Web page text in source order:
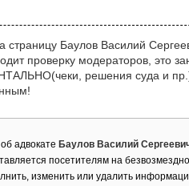
страницу Баулов Василий
проверку модераторов, это
решения суда и пр.)!
адвокате Баулов Василий
посетителям на
изменить или удалить